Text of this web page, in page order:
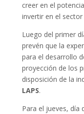
creer en el
invertir en el
Luego del primer
prevén que la
para el desarrollo
proyección de los
disposición de la
LAPS.
Para el jueves, día